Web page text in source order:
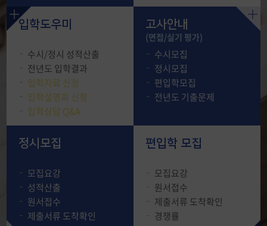
2027 신입생 성인학습자전
형 모집요강 및 원서접수 안
내
[☞ 자세히 보기]
2027 수시모집 성적산출
서비스 안내
입학도우미
수시/정시 성적산출
전년도 입학결과
입학자료 신청
입학설명회 신청
입학상담 Q&A
고사안내
(면접/실기 평가)
수시모집
정시모집
편입학모집
전년도 기출문제
정시모집
모집요강
성적산출
원서접수
제출서류 도착확인
편입학 모집
모집요강
원서접수
제출서류 도착확인
경쟁률